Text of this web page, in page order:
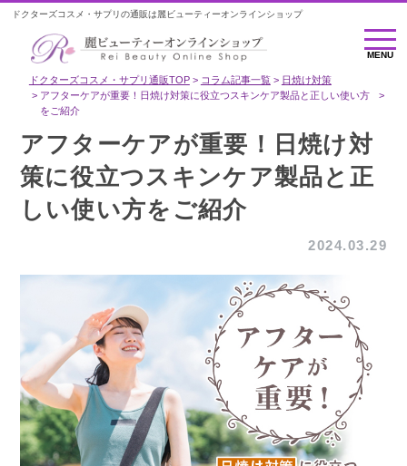
ドクターズコスメ・サプリの通販は麗ビューティーオンラインショップ
MENU
MENU
ドクターズコスメ・サプリ通販TOP コラム記事一覧
日焼け対策
アフターケアが重要！日焼け対策に役立つスキンケア製品と正しい使い方
をご紹介
アフターケアが重要！日焼け対
策に役立つスキンケア製品と正
しい使い方をご紹介
2024.03.29